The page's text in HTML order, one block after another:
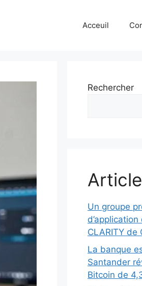
Acceuil
Rechercher
Un groupe
CLARITY de
La banque
Santander
Bitcoin de